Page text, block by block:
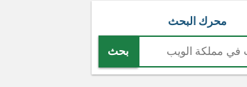
محرك البحث
بحث